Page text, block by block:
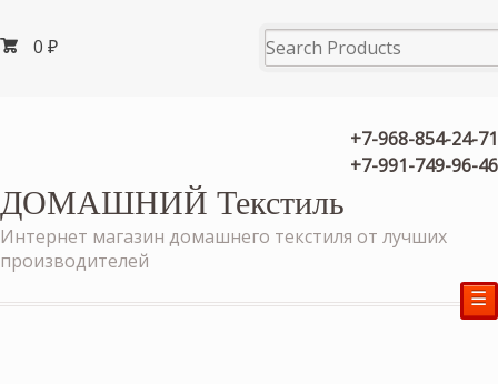
0 ₽
+7-968-854-24-71
+7-991-749-96-46
ДОМАШНИЙ Текстиль
Интернет магазин домашнего текстиля от лучших
производителей
☰